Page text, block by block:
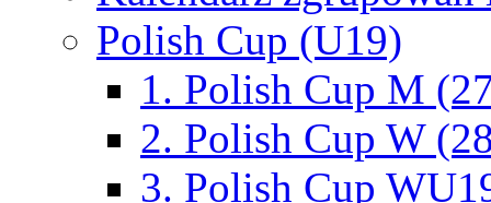
Polish Cup (U19)
1. Polish Cup M
2. Polish Cup W
3. Polish Cup